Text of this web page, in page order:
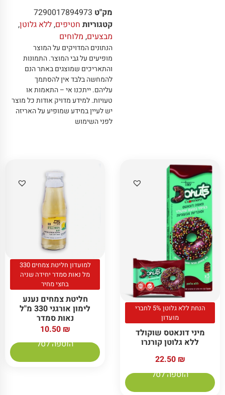
מק"ט 7290017894973
קטגוריות חטיפים,ללא גלוטן,
מבצעים, מלוחים
הנתונים המדויקים על המוצר
מופיעים על גבי המוצר.התמונות
והתאריכים שמוצגים באתר הנם
להמחשה בלבד אין להסתמך
עליהם.ייתכנו אי – התאמות או
טעויות.למידע מדויק אודות כל מוצר
יש לעיין במידע שמופיע על האריזה
לפני השימוש
הנחת ללא גלוטן 5% לחברי
מועדון
מיני דונאטס שוקולד
ללא גלוטן קורנרו
22.50 ₪
הוספה לסל
למועדון חליטת צמחים 330
מל נאות סמדר יחידה שניה
בחצי מחיר
חליטת צמחים נענע
לימון אורגני 330 מ"ל
נאות סמדר
10.50 ₪
הוספה לסל